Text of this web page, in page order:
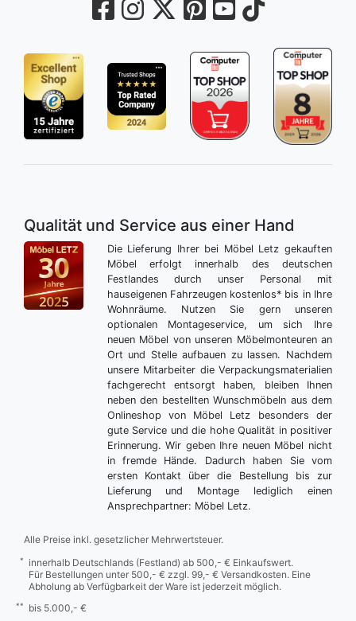
Qualität und Service aus einer Hand
Die Lieferung Ihrer bei Möbel Letz gekauften
Möbel erfolgt innerhalb des deutschen
Festlandes durch unser Personal mit
hauseigenen Fahrzeugen kostenlos* bis in Ihre
Wohnräume. Nutzen Sie gern unseren
optionalen Montageservice, um sich Ihre
neuen Möbel von unseren Möbelmonteuren an
Ort und Stelle aufbauen zu lassen. Nachdem
unsere Mitarbeiter die Verpackungsmaterialien
fachgerecht entsorgt haben, bleiben Ihnen
neben den bestellten Wunschmöbeln aus dem
Onlineshop von Möbel Letz besonders der
gute Service und die hohe Qualität in positiver
Erinnerung. Wir geben Ihre neuen Möbel nicht
in fremde Hände. Dadurch haben Sie vom
ersten Kontakt über die Bestellung bis zur
Lieferung und Montage lediglich einen
Ansprechpartner: Möbel Letz.
Alle Preise inkl. gesetzlicher Mehrwertsteuer.
*
innerhalb Deutschlands (Festland) ab 500,- € Einkaufswert.
Für Bestellungen unter 500,- € zzgl. 99,- € Versandkosten. Eine
Abholung ab Verfügbarkeit der Ware ist jederzeit möglich.
** bis 5.000,- €